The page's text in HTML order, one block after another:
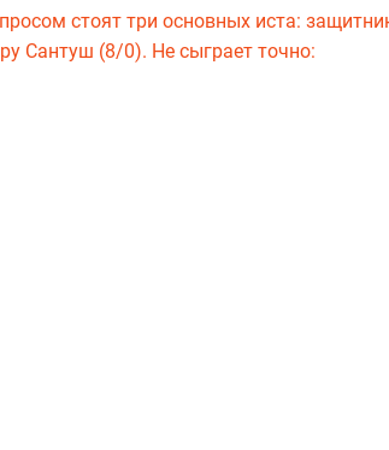
стоят три основных иста:
Сантуш (8/0). Не сыграет точно: